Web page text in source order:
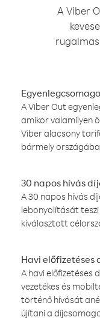
A Viber
A Viber Out
amikor valamilyen
Viber alacsony
bármely
30 napos hívás
A 30 napos hívás
lebonyolítását
kiválasztott
Havi előfizetéses
A havi előfizetéses
vezetékes és
történő hívását
újítani a